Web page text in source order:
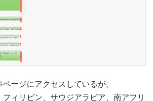
ージにアクセスしているが、
ィリピン、サウジアラビア、南アフリ